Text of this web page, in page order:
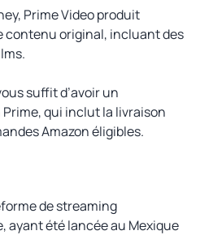
Prime Video produit
contenu original, incluant des
suffit d’avoir un
qui inclut la livraison
Amazon éligibles.
de streaming
ayant été lancée au Mexique